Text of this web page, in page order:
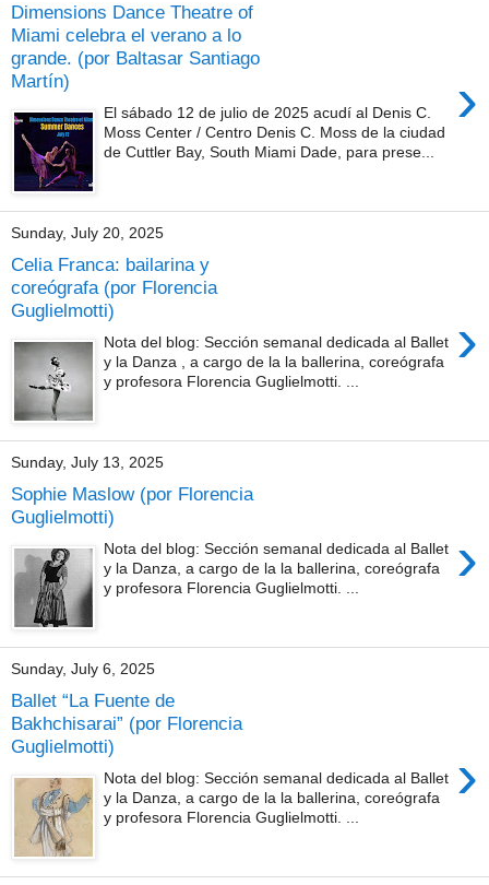
Dimensions Dance Theatre of
Miami celebra el verano a lo
grande. (por Baltasar Santiago
Martín)
›
El sábado 12 de julio de 2025 acudí al Denis C.
Moss Center / Centro Denis C. Moss de la ciudad
de Cuttler Bay, South Miami Dade, para prese...
Sunday, July 20, 2025
Celia Franca: bailarina y
coreógrafa (por Florencia
Guglielmotti)
›
Nota del blog: Sección semanal dedicada al Ballet
y la Danza , a cargo de la la ballerina, coreógrafa
y profesora Florencia Guglielmotti. ...
Sunday, July 13, 2025
Sophie Maslow (por Florencia
Guglielmotti)
›
Nota del blog: Sección semanal dedicada al Ballet
y la Danza, a cargo de la la ballerina, coreógrafa
y profesora Florencia Guglielmotti. ...
Sunday, July 6, 2025
Ballet “La Fuente de
Bakhchisarai” (por Florencia
Guglielmotti)
›
Nota del blog: Sección semanal dedicada al Ballet
y la Danza, a cargo de la la ballerina, coreógrafa
y profesora Florencia Guglielmotti. ...